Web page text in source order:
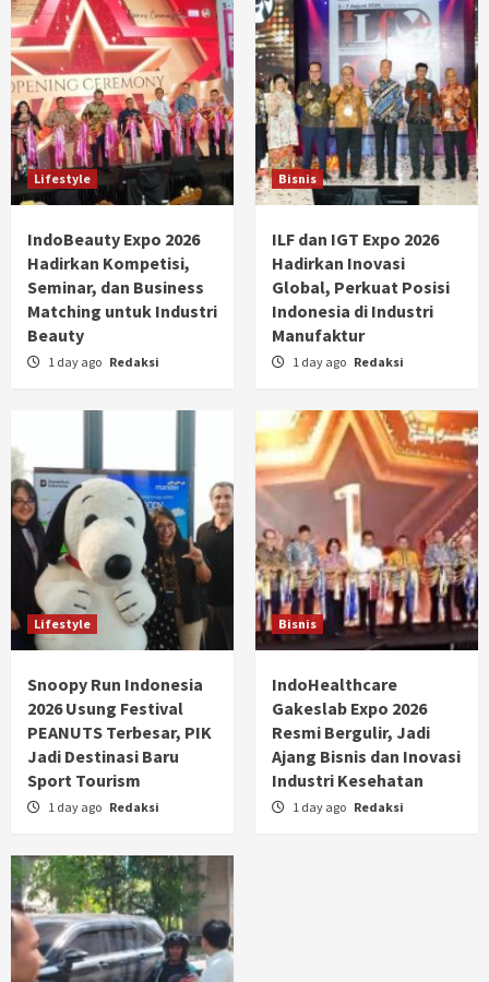
Lifestyle
IndoBeauty Expo 2026
Hadirkan Kompetisi,
Seminar, dan Business
Matching untuk Industri
Beauty
1 day ago Redaksi
Bisnis
ILF dan IGT Expo 2026
Hadirkan Inovasi
Global, Perkuat Posisi
Indonesia di Industri
Manufaktur
1 day ago Redaksi
Lifestyle
Snoopy Run Indonesia
2026 Usung Festival
PEANUTS Terbesar, PIK
Jadi Destinasi Baru
Sport Tourism
1 day ago Redaksi
Bisnis
IndoHealthcare
Gakeslab Expo 2026
Resmi Bergulir, Jadi
Ajang Bisnis dan Inovasi
Industri Kesehatan
1 day ago Redaksi